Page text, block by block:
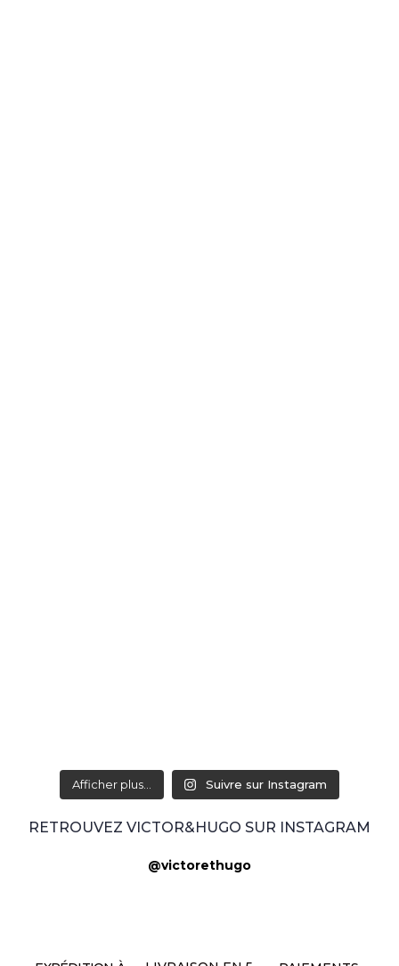
Afficher plus... Suivre sur Instagram
RETROUVEZ VICTOR&HUGO SUR INSTAGRAM
@victorethugo